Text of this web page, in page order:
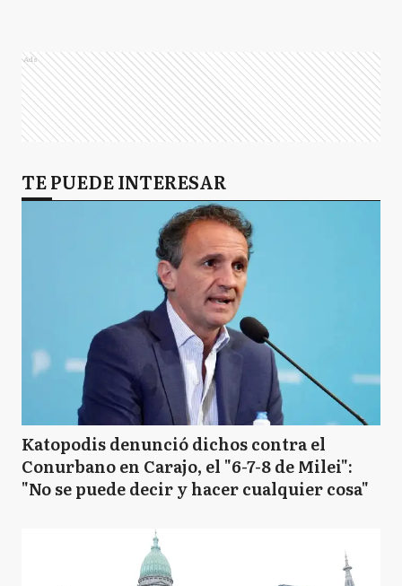
Ads
TE PUEDE INTERESAR
Katopodis denunció dichos contra el
Conurbano en Carajo, el "6-7-8 de Milei":
"No se puede decir y hacer cualquier cosa"